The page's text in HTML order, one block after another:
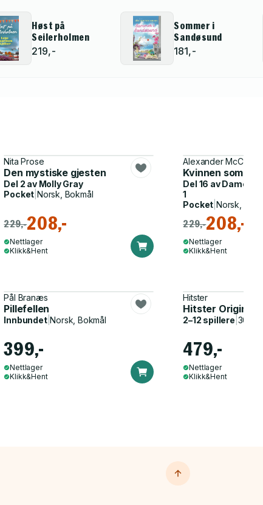
Høst på
Seilerholmen
219,-
Sommer i
Sandøsund
181,-
Nita Prose
Den mystiske gjesten
Del 2 av Molly Gray
Pocket Norsk, Bokmål
229,-208,-
Nettlager
Klikk&Hent
Alexander McCall
Kvinnen som
Del 16 av
1
Pocket |Norsk,
229,-208,-
Nettlager
Klikk&Hent
Pål Branæs
Pillefellen
Innbundet|Norsk, Bokmål
399,-
Nettlager
Klikk&Hent
Hitster
Hitster Original
2–12 spillere
479,-
Nettlager
Klikk&Hent